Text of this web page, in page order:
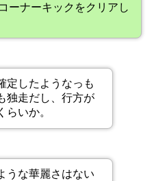
ーナーキックをクリアし
定したようなっも
独走だし、行方が
らいか。
うな華麗さはない